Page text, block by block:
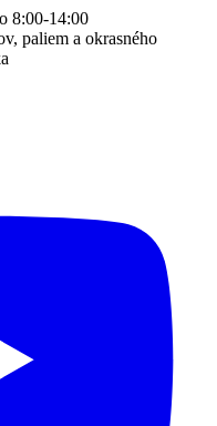
8:00-14:00
paliem a okrasného